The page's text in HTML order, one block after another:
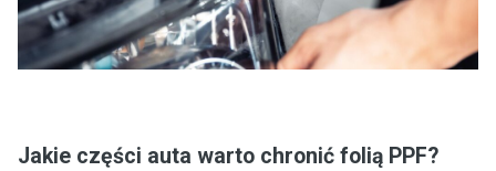
Jakie części auta warto chronić folią PPF?